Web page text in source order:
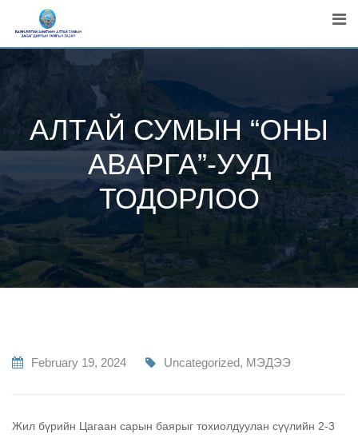
АЛТАЙ СУМЫН “ОНЫ
АВАРГА”-УУД
ТОДОРЛОО
February 19, 2024 Uncategorized, МЭДЭЭ
Жил бүрийн Цагаан сарын баярыг тохиолдуулан сүүлийн 2-3